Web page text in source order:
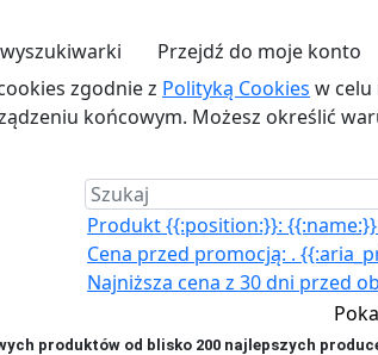
Przejdź do moje konto
zgodnie z Polityką Cookies w celu
końcowym. Możesz określić
Produkt {{:position:}}: {{:name:}}
Cena przed promocją: .
Najniższa cena z 30 dni przed
produktów od blisko 200 najlepszych